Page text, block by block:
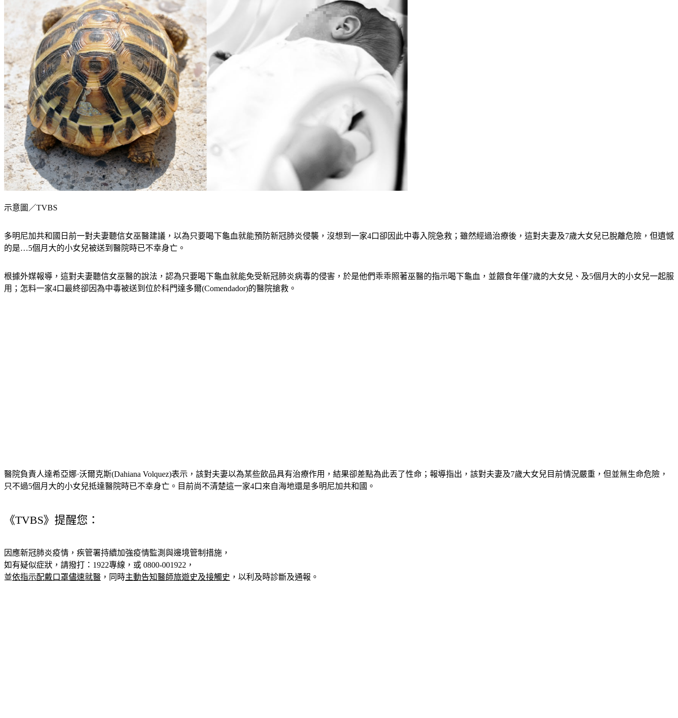
示意圖／TVBS
多明尼加共和國日前一對夫妻聽信女巫醫建議，以為只要喝下龜血就能預防新冠肺炎侵襲，沒想到一家4口卻因此中毒入院急救；雖然經過治療後，這對夫妻及7歲大女兒已脫離危險，但遺憾
的是…5個月大的小女兒被送到醫院時已不幸身亡。
根據外媒報導，這對夫妻聽信女巫醫的說法，認為只要喝下龜血就能免受新冠肺炎病毒的侵害，於是他們乖乖照著巫醫的指示喝下龜血，並餵食年僅7歲的大女兒、及5個月大的小女兒一起服
用；怎料一家4口最終卻因為中毒被送到位於科門達多爾(Comendador)的醫院搶救。
醫院負責人達希亞娜·沃爾克斯(Dahiana Volquez)表示，該對夫妻以為某些飲品具有治療作用，結果卻差點為此丟了性命；報導指出，該對夫妻及7歲大女兒目前情況嚴重，但並無生命危險，
只不過5個月大的小女兒抵達醫院時已不幸身亡。目前尚不清楚這一家4口來自海地還是多明尼加共和國。
《TVBS》提醒您：
因應新冠肺炎疫情，疾管署持續加強疫情監測與邊境管制措施，
如有疑似症狀，請撥打：1922專線，或 0800-001922，
並依指示配戴口罩儘速就醫 ，同時主動告知醫師旅遊史及接觸史 ，以利及時診斷及通報。